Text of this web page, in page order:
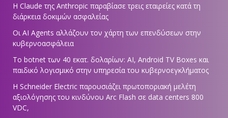
Η Claude της Anthropic παραβίασε τρεις εταιρείες κατά τη
διάρκεια δοκιμών ασφαλείας
Οι AI Agents αλλάζουν τον χάρτη των επενδύσεων στην
κυβερνοασφάλεια
Το botnet των 40 εκατ. δολαρίων: AI, Android TV Boxes και
παιδικό λογισμικό στην υπηρεσία του κυβερνοεγκλήματος
Η Schneider Electric παρουσιάζει πρωτοποριακή μελέτη
αξιολόγησης του κινδύνου Arc Flash σε data centers 800
VDC,